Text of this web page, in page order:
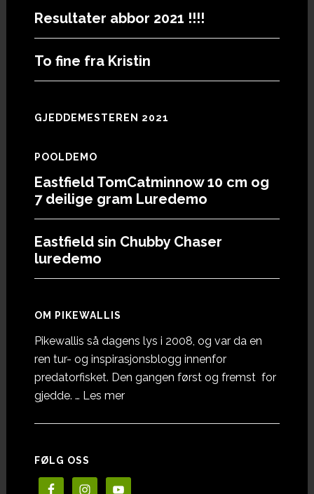
Resultater abbor 2021 !!!!
To fine fra Kristin
GJEDDEMESTEREN 2021
POOLDEMO
Eastfield TomCatminnow 10 cm og
7 deilige gram Luredemo
Eastfield sin Chubby Chaser
luredemo
OM PIKEWALLIS
Pikewallis så dagens lys i 2008, og var da en
ren tur- og inspirasjonsblogg innenfor
predatorfisket. Den gangen først og fremst for
gjedde. … Les meromOm
FØLG OSS